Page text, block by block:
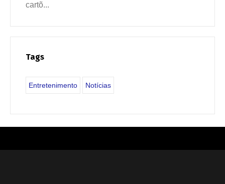
cartõ...
Tags
Entretenimento Notícias